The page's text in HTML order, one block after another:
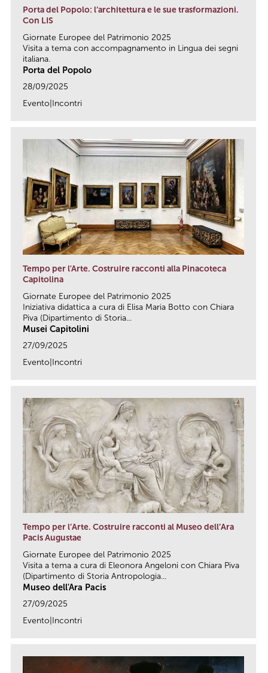
Porta del Popolo: l’architettura e le sue trasformazioni.
Con LIS
Giornate Europee del Patrimonio 2025
Visita a tema con accompagnamento in Lingua dei segni
italiana.
Porta del Popolo
28/09/2025
Evento|Incontri
Tempo per l'Arte. Costruire racconti alla Pinacoteca
Capitolina
Giornate Europee del Patrimonio 2025
Iniziativa didattica a cura di Elisa Maria Botto con Chiara
Piva (Dipartimento di Storia...
Musei Capitolini
27/09/2025
Evento|Incontri
Tempo per l’Arte. Costruire racconti al Museo dell’Ara
Pacis Augustae
Giornate Europee del Patrimonio 2025
Visita a tema a cura di Eleonora Angeloni con Chiara Piva
(Dipartimento di Storia Antropologia...
Museo dell'Ara Pacis
27/09/2025
Evento|Incontri